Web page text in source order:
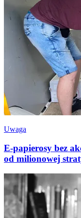
Uwaga
E-papierosy bez
od milionowej